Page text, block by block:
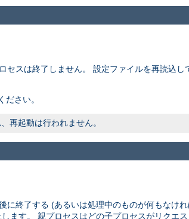
セスは終了しません。 設定ファイルを再読込し
さい。
再起動は行われません。
に終了する (あるいは処理中のものが何もなけ
ます。 親プロセスはどの子プロセスがリクエ